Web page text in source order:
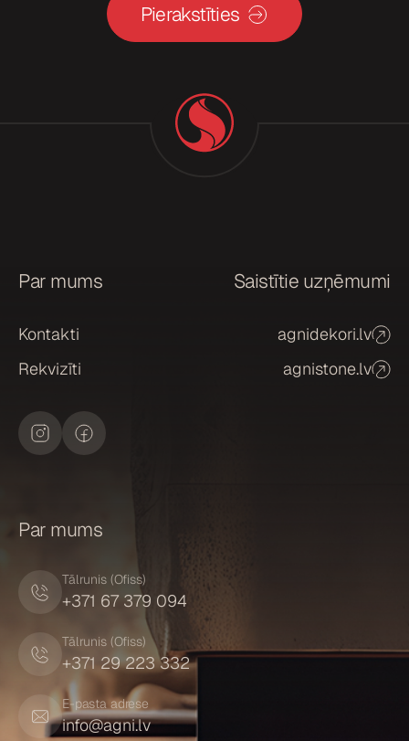
a
Pierakstīties
Par mums
Kontakti
Rekvizīti
Saistītie uzņēmumi
agnidekori.lv
agnistone.lv
Par mums
Tālrunis (Ofiss)
+371 67 379 094
Tālrunis (Ofiss)
+371 29 223 332
E-pasta adrese
info@agni.lv